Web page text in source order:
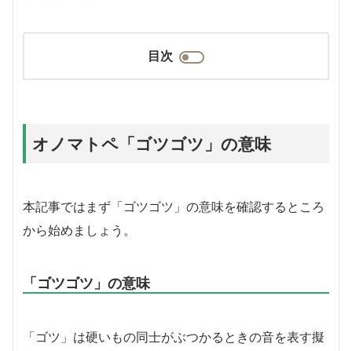
目次
オノマトペ「ゴツゴツ」の意味
本記事ではまず「ゴツゴツ」の意味を確認するところ
から始めましょう。
「ゴツゴツ」の意味
「ゴツ」は硬いもの同士がぶつかるときの音を表す擬